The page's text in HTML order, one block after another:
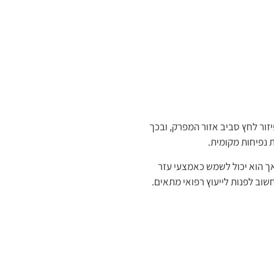
לחץ סביב אזור המפרק, ובכך
נפיחות מקומית.
הוא יכול לשמש כאמצעי עזר
לפנות לייעוץ רפואי מתאים.